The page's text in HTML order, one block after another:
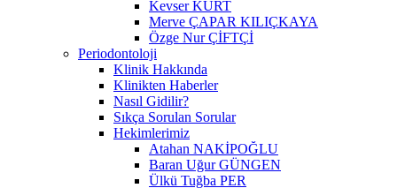
Kevser KURT
Merve ÇAPAR KILIÇKAYA
Özge Nur ÇİFTÇİ
Periodontoloji
Klinik Hakkında
Klinikten Haberler
Nasıl Gidilir?
Sıkça Sorulan Sorular
Hekimlerimiz
Atahan NAKİPOĞLU
Baran Uğur GÜNGEN
Ülkü Tuğba PER